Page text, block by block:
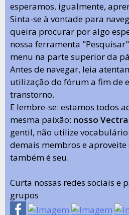
esperamos, igualmente,
Sinta-se à vontade para
queira procurar por algo
nossa ferramenta
menu na parte superior da
Antes de navegar, leia
utilização do fórum a fim de
transtorno.
E lembre-se: estamos todos
mesma paixão: nosso Vectra
gentil, não utilize
demais membros e aproveite
também é seu.
Curta nossas redes sociais e
grupos